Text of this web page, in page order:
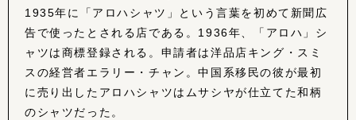
1935年に「アロハシャツ」という言葉を初めて新聞広
告で使ったとされる店である。1936年、「アロハ」シ
ャツは商標登録される。申請者は洋品店キング・スミ
スの経営者エラリー・チャン。中国系移民の彼が最初
に売り出したアロハシャツはムサシヤが仕立てた和柄
のシャツだった。